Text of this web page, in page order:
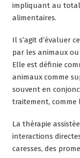
impliquant au
alimentaires.
Il s’agit d’évaluer
par les animaux
Elle est définie
animaux comme
souvent en
traitement, comme
La thérapie
interactions
caresses, des